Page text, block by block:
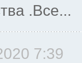
.Все...
7:39